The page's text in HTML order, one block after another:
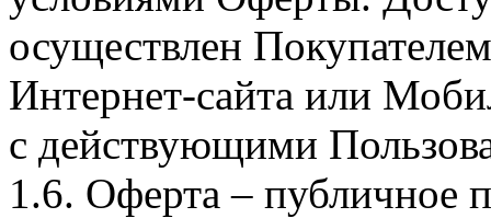
осуществлен
Интернет-сайта или
с действующими
1.6. Оферта – публичное